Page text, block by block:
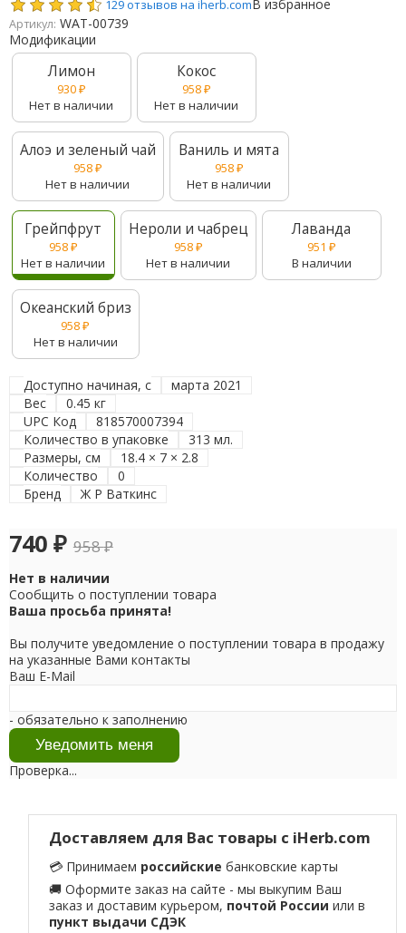
129 отзывов на iherb.comВ избранное
Артикул: WAT-00739
Модификации
Лимон
930₽
Нет в наличии
Кокос
958₽
Нет в наличии
Алоэ и зеленый чай
958₽
Нет в наличии
Ваниль и мята
958₽
Нет в наличии
Грейпфрут
958₽
Нет в наличии
Нероли и чабрец
958₽
Нет в наличии
Лаванда
951 ₽
В наличии
Океанский бриз
958₽
Нет в наличии
Доступно начиная, с
марта 2021
Вес
0.45 кг
UPC Код
818570007394
Количество в упаковке
313 мл.
Размеры, см
18.4 × 7 × 2.8
Количество
0
Бренд
Ж Р Ваткинс
740 ₽ 958₽
Нет в наличии
Сообщить о поступлении товара
Ваша просьба принята!
Вы получите уведомление о поступлении товара в продажу
на указанные Вами контакты
Ваш E-Mail
- обязательно к заполнению
Проверка...
Доставляем для Вас товары с iHerb.com
💳 Принимаем российские банковские карты
🚚 Оформите заказ на сайте - мы выкупим Ваш
заказ и доставим курьером, почтой России или в
пункт выдачи СДЭК